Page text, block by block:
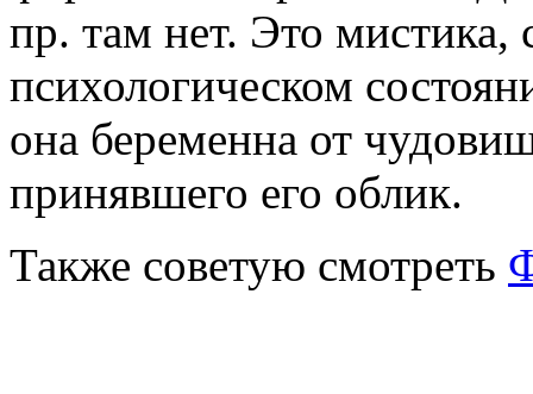
пр. там нет. Это
психологическом
она беременна от
принявшего его облик.
Также советую смотреть